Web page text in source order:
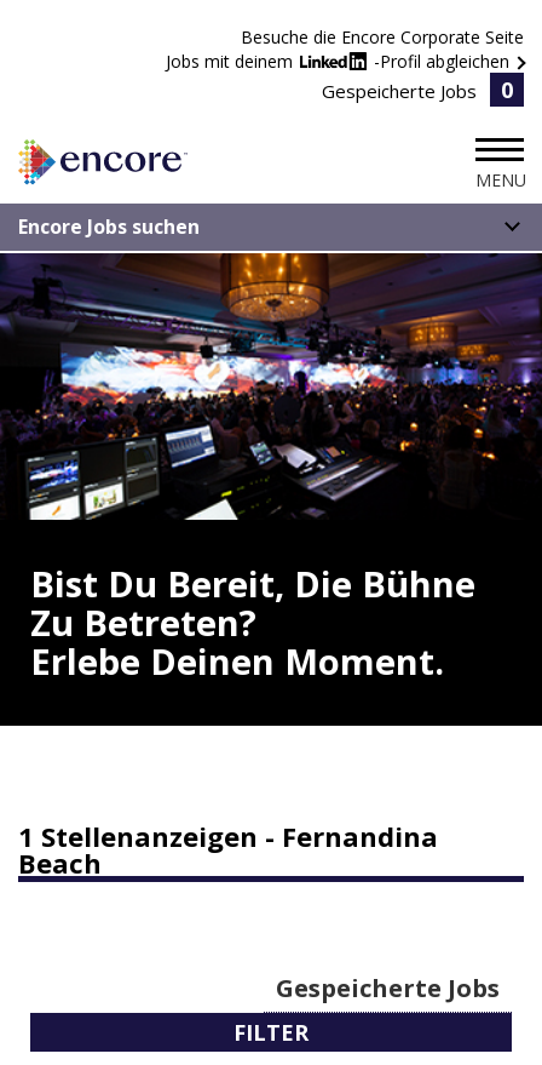
Besuche die Encore Corporate Seite
Jobs mit deinem
-Profil abgleichen
Gespeicherte Jobs 0
MENU
Encore Jobs suchen
Bist Du Bereit, Die Bühne
Zu Betreten?
Erlebe Deinen Moment.
1 Stellenanzeigen - Fernandina
Beach
Gespeicherte Jobs
FILTER